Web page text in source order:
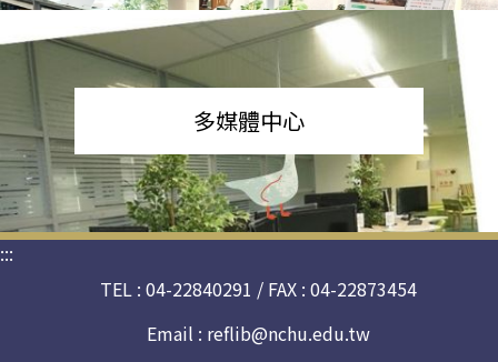
多媒體中心
:::
TEL : 04-22840291 / FAX : 04-22873454
Email : reflib@nchu.edu.tw